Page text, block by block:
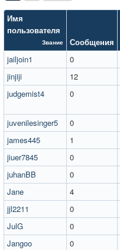
Имя
пользователя
Звание Сообщения
jailjoin1
0
jinjiji
12
judgemist4
0
juvenilesinger5
0
james445
1
jiuer7845
0
juhanBB
0
Jane
4
jjl2211
0
JulG
0
Jangoo
0